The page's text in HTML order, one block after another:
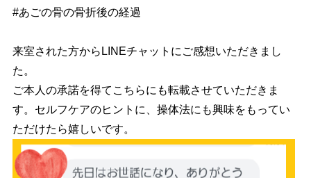
#あごの骨の骨折後の経過
来室された方からLINEチャットにご感想いただきまし
た。
ご本人の承諾を得てこちらにも転載させていただきま
す。セルフケアのヒントに、操体法にも興味をもってい
ただけたら嬉しいです。